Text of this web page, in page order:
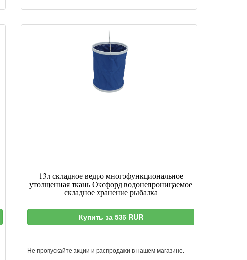
13л складное ведро многофункциональное
утолщенная ткань Оксфорд водонепроницаемое
складное хранение рыбалка
Купить за 536 RUR
Не пропускайте акции и распродажи в нашем магазине.